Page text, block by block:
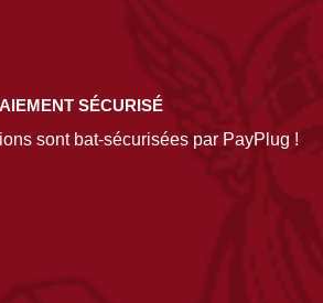
SÉCURISÉ
sont bat-sécurisées par PayPlug !